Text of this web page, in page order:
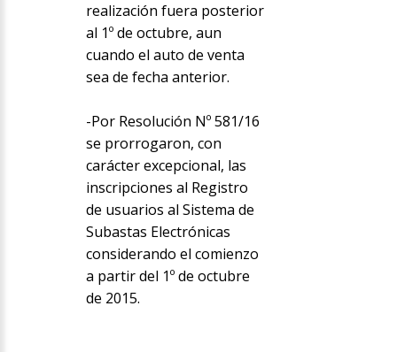
realización fuera posterior
al 1º de octubre, aun
cuando el auto de venta
sea de fecha anterior.
-Por Resolución Nº 581/16
se prorrogaron, con
carácter excepcional, las
inscripciones al Registro
de usuarios al Sistema de
Subastas Electrónicas
considerando el comienzo
a partir del 1º de octubre
de 2015.